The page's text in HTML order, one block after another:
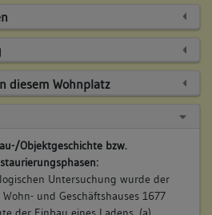
diesem Wohnplatz
Objektgeschichte bzw.
Untersuchung wurde der
und Geschäftshauses 1677